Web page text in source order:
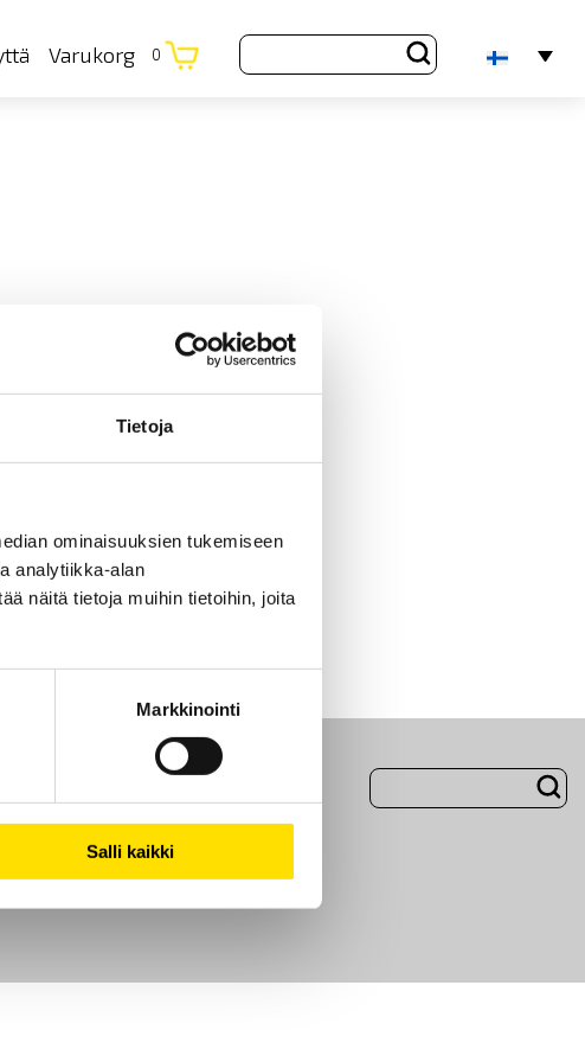
Tietoja
ominaisuuksien tukemiseen
analytiikka-alan
näitä tietoja muihin tietoihin, joita
Markkinointi
Salli kaikki
Varukorg 0